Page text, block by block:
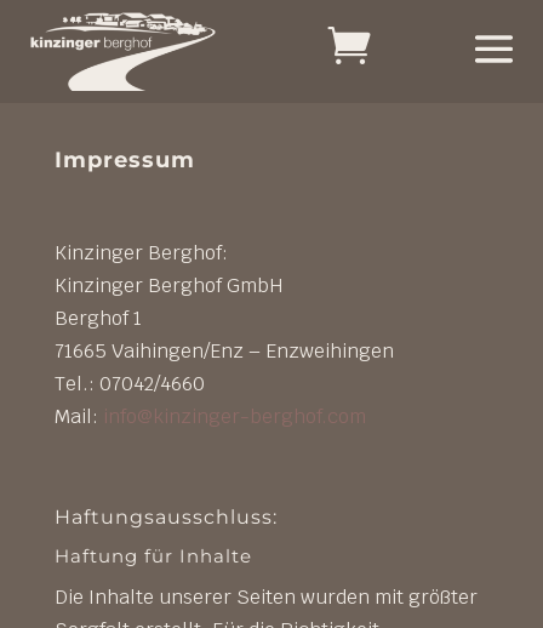
Impressum
Kinzinger Berghof:
Kinzinger Berghof GmbH
Berghof 1
71665 Vaihingen/Enz – Enzweihingen
Tel.: 07042/4660
Mail: info@kinzinger-berghof.com
Haftungsausschluss:
Haftung für Inhalte
Die Inhalte unserer Seiten wurden mit größter